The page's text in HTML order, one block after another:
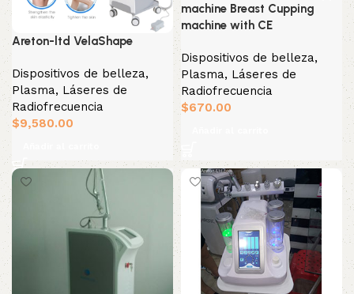
Areton-ltd VelaShape
Dispositivos de belleza,
Plasma, Láseres de
Radiofrecuencia
$9,580.00
machine Breast Cupping
machine with CE
Dispositivos de belleza,
Plasma, Láseres de
Radiofrecuencia
$670.00